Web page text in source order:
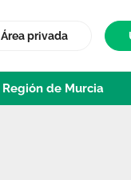
Área privada
Región de Murcia